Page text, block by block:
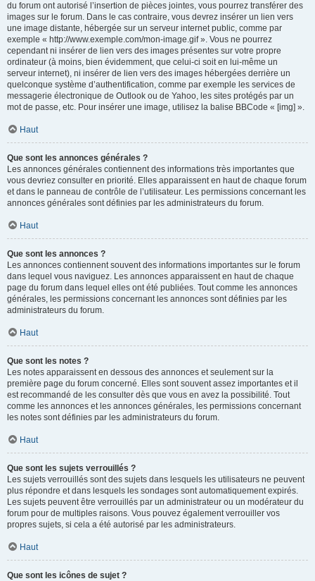
du forum ont autorisé l’insertion de pièces jointes, vous pourrez transférer des
images sur le forum. Dans le cas contraire, vous devrez insérer un lien vers
une image distante, hébergée sur un serveur internet public, comme par
exemple « http://www.exemple.com/mon-image.gif ». Vous ne pourrez
cependant ni insérer de lien vers des images présentes sur votre propre
ordinateur (à moins, bien évidemment, que celui-ci soit en lui-même un
serveur internet), ni insérer de lien vers des images hébergées derrière un
quelconque système d’authentification, comme par exemple les services de
messagerie électronique de Outlook ou de Yahoo, les sites protégés par un
mot de passe, etc. Pour insérer une image, utilisez la balise BBCode « [img] ».
Haut
Que sont les annonces générales ?
Les annonces générales contiennent des informations très importantes que
vous devriez consulter en priorité. Elles apparaissent en haut de chaque forum
et dans le panneau de contrôle de l’utilisateur. Les permissions concernant les
annonces générales sont définies par les administrateurs du forum.
Haut
Que sont les annonces ?
Les annonces contiennent souvent des informations importantes sur le forum
dans lequel vous naviguez. Les annonces apparaissent en haut de chaque
page du forum dans lequel elles ont été publiées. Tout comme les annonces
générales, les permissions concernant les annonces sont définies par les
administrateurs du forum.
Haut
Que sont les notes ?
Les notes apparaissent en dessous des annonces et seulement sur la
première page du forum concerné. Elles sont souvent assez importantes et il
est recommandé de les consulter dès que vous en avez la possibilité. Tout
comme les annonces et les annonces générales, les permissions concernant
les notes sont définies par les administrateurs du forum.
Haut
Que sont les sujets verrouillés ?
Les sujets verrouillés sont des sujets dans lesquels les utilisateurs ne peuvent
plus répondre et dans lesquels les sondages sont automatiquement expirés.
Les sujets peuvent être verrouillés par un administrateur ou un modérateur du
forum pour de multiples raisons. Vous pouvez également verrouiller vos
propres sujets, si cela a été autorisé par les administrateurs.
Haut
Que sont les icônes de sujet ?